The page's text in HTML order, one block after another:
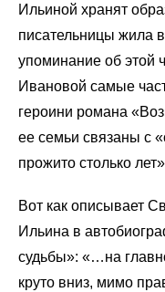
Ильиной хранят
писательницы жила
упоминание об этой
Ивановой самые
героини романа
ее семьи связаны с
прожито столько лет»
Вот как описывает
Ильина в
судьбы»: «…на
круто вниз, мимо